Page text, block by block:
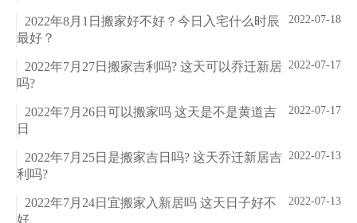
2022-07-18
2022年8月1日搬家好不好？今日入宅什么时辰
最好？
2022-07-17
2022年7月27日搬家吉利吗? 这天可以乔迁新居
吗?
2022-07-17
2022年7月26日可以搬家吗 这天是不是黄道吉
日
2022-07-13
2022年7月25日是搬家吉日吗? 这天乔迁新居吉
利吗?
2022-07-13
2022年7月24日宜搬家入新居吗 这天日子好不
好